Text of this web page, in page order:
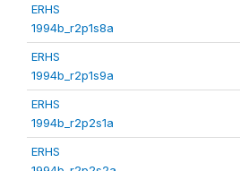
ERHS
1994b_r2p1s8a
ERHS
1994b_r2p1s9a
ERHS
1994b_r2p2s1a
ERHS